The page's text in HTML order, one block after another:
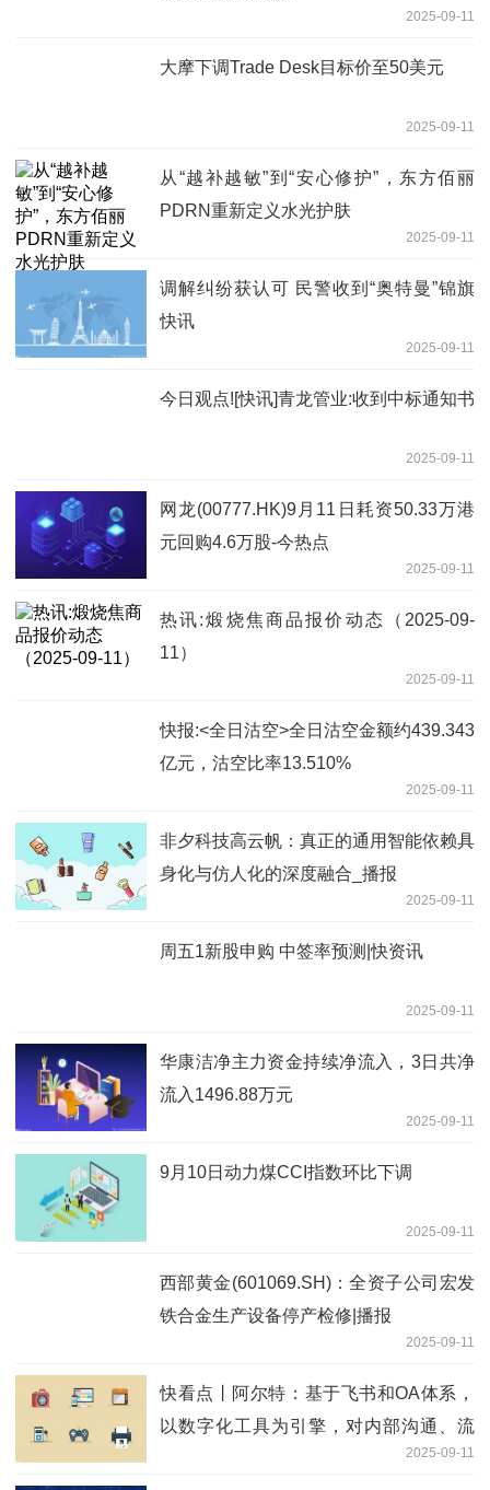
2025-09-11
大摩下调Trade Desk目标价至50美元
2025-09-11
从“越补越敏”到“安心修护”，东方佰丽
PDRN重新定义水光护肤
2025-09-11
调解纠纷获认可 民警收到“奥特曼”锦旗
快讯
2025-09-11
今日观点![快讯]青龙管业:收到中标通知书
2025-09-11
网龙(00777.HK)9月11日耗资50.33万港
元回购4.6万股-今热点
2025-09-11
热讯:煅烧焦商品报价动态（2025-09-
11）
2025-09-11
快报:<全日沽空>全日沽空金额约439.343
亿元，沽空比率13.510%
2025-09-11
非夕科技高云帆：真正的通用智能依赖具
身化与仿人化的深度融合_播报
2025-09-11
周五1新股申购 中签率预测|快资讯
2025-09-11
华康洁净主力资金持续净流入，3日共净
流入1496.88万元
2025-09-11
9月10日动力煤CCI指数环比下调
2025-09-11
西部黄金(601069.SH)：全资子公司宏发
铁合金生产设备停产检修|播报
2025-09-11
快看点丨阿尔特：基于飞书和OA体系，
以数字化工具为引擎，对内部沟通、流
程、制度、知识库等体系逐步升级2025-09-11